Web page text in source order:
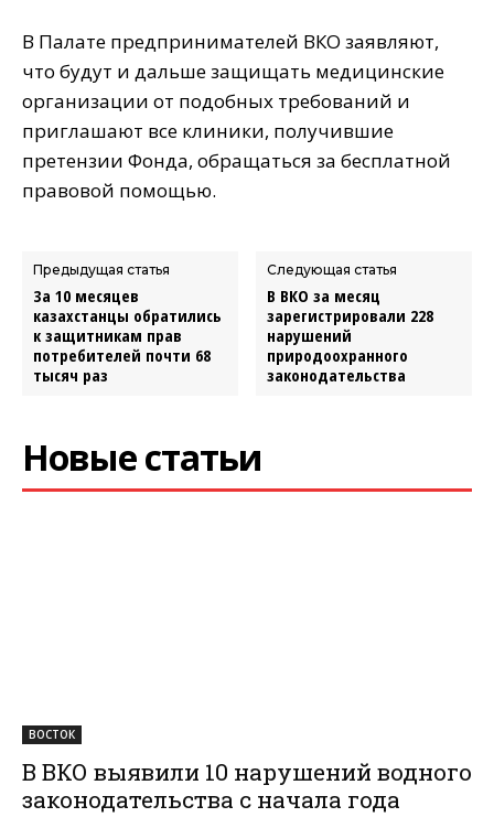
В Палате предпринимателей ВКО заявляют,
что будут и дальше защищать медицинские
организации от подобных требований и
приглашают все клиники, получившие
претензии Фонда, обращаться за бесплатной
правовой помощью.
Предыдущая статья
За 10 месяцев
казахстанцы обратились
к защитникам прав
потребителей почти 68
тысяч раз
Следующая статья
В ВКО за месяц
зарегистрировали 228
нарушений
природоохранного
законодательства
Новые статьи
ВОСТОК
В ВКО выявили 10 нарушений водного
законодательства с начала года